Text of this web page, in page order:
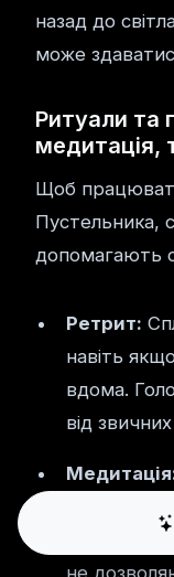
назад до
може
Ритуали та
медитація,
Щоб
Пустельника,
допомагають
Ретрит:
навіть
вдома.
від
вчить
не